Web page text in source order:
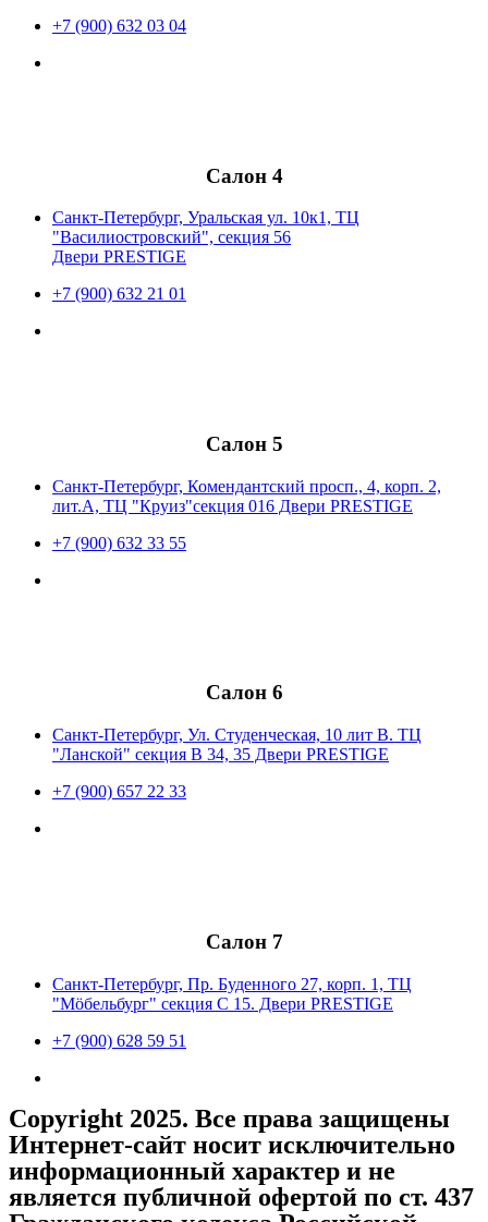
+7 (900) 632 03 04
Салон 4
Санкт-Петербург, Уральская ул. 10к1, ТЦ
"Василиостровский", секция 56
Двери PRESTIGE
+7 (900) 632 21 01
Салон 5
Санкт-Петербург, Комендантский просп., 4, корп. 2,
лит.А, ТЦ "Круиз"секция 016 Двери PRESTIGE
+7 (900) 632 33 55
Салон 6
Санкт-Петербург, Ул. Студенческая, 10 лит В. ТЦ
"Ланской" секция В 34, 35 Двери PRESTIGE
+7 (900) 657 22 33
Салон 7
Санкт-Петербург, Пр. Буденного 27, корп. 1, ТЦ
"Мöбельбург" секция С 15. Двери PRESTIGE
+7 (900) 628 59 51
Copyright 2025. Все права защищены
Интернет-сайт носит исключительно
информационный характер и не
является публичной офертой по ст. 437